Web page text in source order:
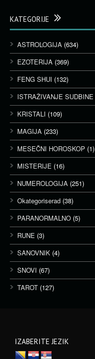
KATEGORIJE
ASTROLOGIJA (634)
EZOTERIJA (369)
FENG SHUI (132)
ISTRAŽIVANJE SUDBINE
KRISTALI (109)
MAGIJA (233)
MESEČNI HOROSKOP (1)
MISTERIJE (16)
NUMEROLOGIJA (251)
Okategoriserad (38)
PARANORMALNO (5)
RUNE (3)
SANOVNIK (4)
SNOVI (67)
TAROT (127)
IZABERITE JEZIK